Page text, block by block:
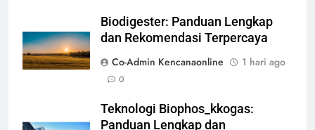
Biodigester: Panduan Lengkap
dan Rekomendasi Terpercaya
Co-Admin Kencanaonline
1 hari ago
0
Teknologi Biophos_kkogas:
Panduan Lengkap dan